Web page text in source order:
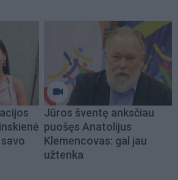
Jūros šventę anksčiau
puošęs Anatolijus
Klemencovas: gal jau
užtenka